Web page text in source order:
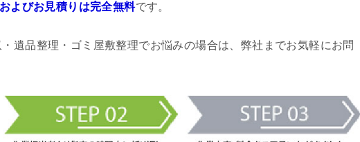
よびお見積りは完全無料です。
遺品整理・ゴミ屋敷整理でお悩みの場合は、弊社までお気軽にお問